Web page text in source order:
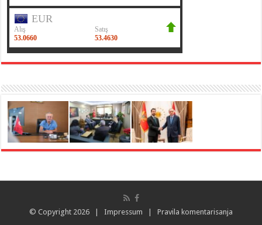
© Copyright 2026 | Impressum Pravila komentarisanja